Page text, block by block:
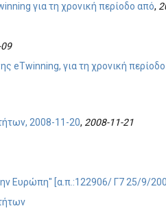
για τη χρονική περίοδο από,
για τη χρονική
2008-11-20, 2008-11-21
Ευρώπη" [α.π.:122906/ Γ7 25/9/